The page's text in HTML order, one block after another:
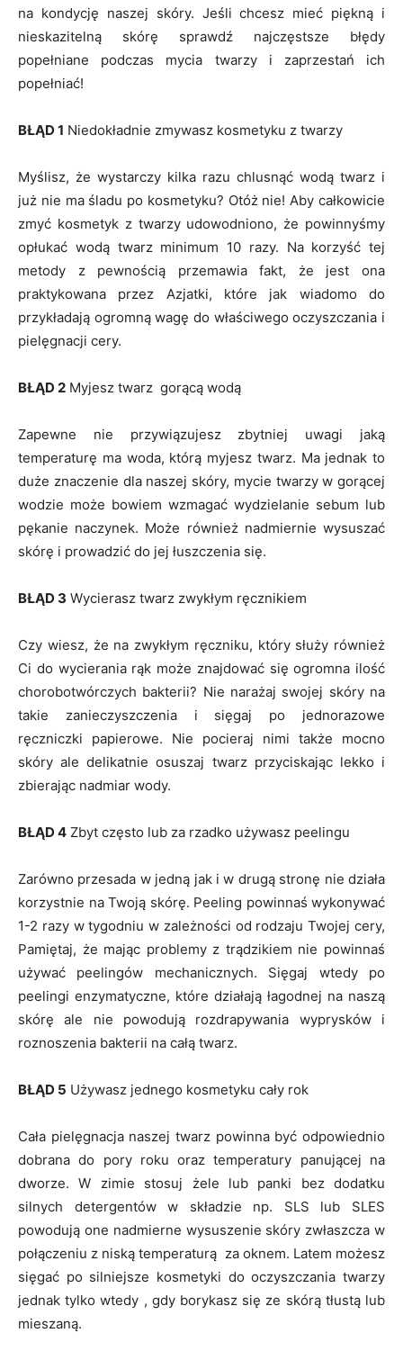
na kondycję naszej skóry. Jeśli chcesz mieć piękną i
nieskazitelną skórę sprawdź najczęstsze błędy
popełniane podczas mycia twarzy i zaprzestań ich
popełniać!
BŁĄD 1 Niedokładnie zmywasz kosmetyku z twarzy
Myślisz, że wystarczy kilka razu chlusnąć wodą twarz i
już nie ma śladu po kosmetyku? Otóż nie! Aby całkowicie
zmyć kosmetyk z twarzy udowodniono, że powinnyśmy
opłukać wodą twarz minimum 10 razy. Na korzyść tej
metody z pewnością przemawia fakt, że jest ona
praktykowana przez Azjatki, które jak wiadomo do
przykładają ogromną wagę do właściwego oczyszczania i
pielęgnacji cery.
BŁĄD 2 Myjesz twarz gorącą wodą
Zapewne nie przywiązujesz zbytniej uwagi jaką
temperaturę ma woda, którą myjesz twarz. Ma jednak to
duże znaczenie dla naszej skóry, mycie twarzy w gorącej
wodzie może bowiem wzmagać wydzielanie sebum lub
pękanie naczynek. Może również nadmiernie wysuszać
skórę i prowadzić do jej łuszczenia się.
BŁĄD 3 Wycierasz twarz zwykłym ręcznikiem
Czy wiesz, że na zwykłym ręczniku, który służy również
Ci do wycierania rąk może znajdować się ogromna ilość
chorobotwórczych bakterii? Nie narażaj swojej skóry na
takie zanieczyszczenia i sięgaj po jednorazowe
ręczniczki papierowe. Nie pocieraj nimi także mocno
skóry ale delikatnie osuszaj twarz przyciskając lekko i
zbierając nadmiar wody.
BŁĄD 4 Zbyt często lub za rzadko używasz peelingu
Zarówno przesada w jedną jak i w drugą stronę nie działa
korzystnie na Twoją skórę. Peeling powinnaś wykonywać
1-2 razy w tygodniu w zależności od rodzaju Twojej cery,
Pamiętaj, że mając problemy z trądzikiem nie powinnaś
używać peelingów mechanicznych. Sięgaj wtedy po
peelingi enzymatyczne, które działają łagodnej na naszą
skórę ale nie powodują rozdrapywania wyprysków i
roznoszenia bakterii na całą twarz.
BŁĄD 5 Używasz jednego kosmetyku cały rok
Cała pielęgnacja naszej twarz powinna być odpowiednio
dobrana do pory roku oraz temperatury panującej na
dworze. W zimie stosuj żele lub panki bez dodatku
silnych detergentów w składzie np. SLS lub SLES
powodują one nadmierne wysuszenie skóry zwłaszcza w
połączeniu z niską temperaturą za oknem. Latem możesz
sięgać po silniejsze kosmetyki do oczyszczania twarzy
jednak tylko wtedy , gdy borykasz się ze skórą tłustą lub
mieszaną.